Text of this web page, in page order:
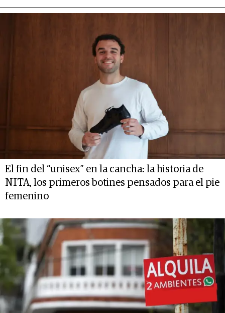
El fin del “unisex” en la cancha: la historia de
NITA, los primeros botines pensados para el pie
femenino